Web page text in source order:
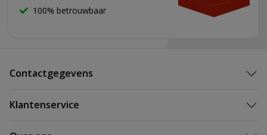
100% betrouwbaar
Contactgegevens
Klantenservice